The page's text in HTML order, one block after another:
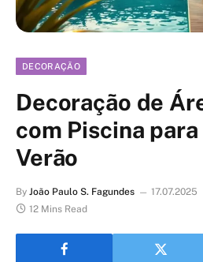
DECORAÇÃO
Decoração de
com Piscina
Verão
By João Paulo S. Fagundes 17.07.2025
12 Mins Read